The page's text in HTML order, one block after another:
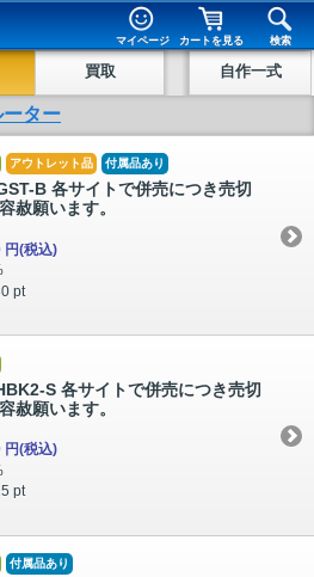
マイページ カートを見る 検索
買取 自作一式
ーター
アウトレット品 付属品あり
B 各サイトで併売につき売切
赦願います。
円(税込)
pt
S 各サイトで併売につき売切
赦願います。
円(税込)
pt
付属品あり